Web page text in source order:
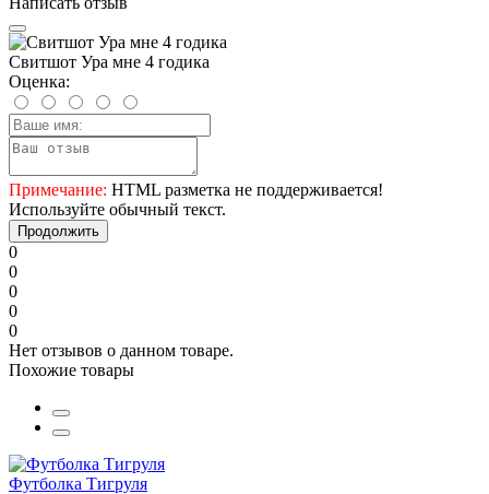
Свитшот Ура мне 4 годика
Оценка:
Примечание: HTML разметка не поддерживается!
Используйте обычный текст.
Продолжить
0
0
0
0
0
Нет отзывов о данном товаре.
Похожие товары
Футболка Тигруля